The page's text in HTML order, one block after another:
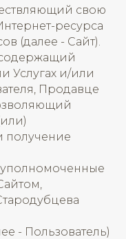
свою
ресурса
(далее - Сайт).
содержащий
Услугах и/или
Продавце
получение
уполномоченные
- Пользователь)